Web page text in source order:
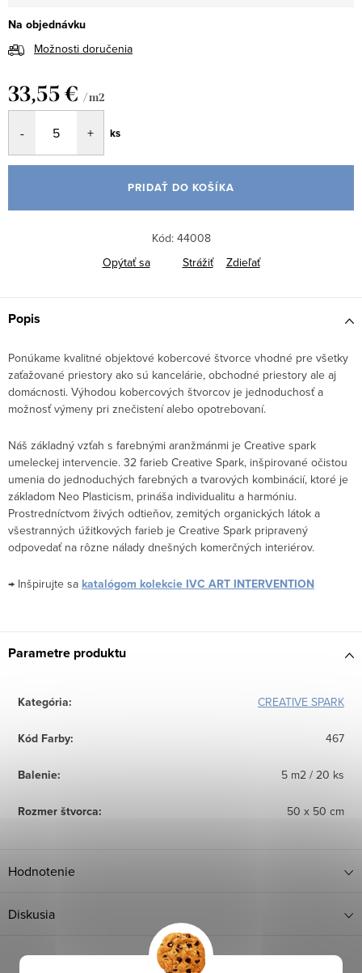
Na objednávku
Možnosti doručenia
33,55 € / m2
cena:
ks
PRIDAŤ DO KOŠÍKA
Kód: 44008
Opýtať sa
Strážiť Zdieľať
Popis
Ponúkame kvalitné objektové kobercové štvorce vhodné pre všetky
zaťažované priestory ako sú kancelárie, obchodné priestory ale aj
domácnosti. Výhodou kobercových štvorcov je jednoduchosť a
možnosť výmeny pri znečistení alebo opotrebovaní.
Náš základný vzťah s farebnými aranžmánmi je Creative spark
umeleckej intervencie. 32 farieb Creative Spark, inšpirované očistou
umenia do jednoduchých farebných a tvarových kombinácií, ktoré je
základom Neo Plasticism, prináša individualitu a harmóniu.
Prostredníctvom živých odtieňov, zemitých organických látok a
všestranných úžitkových farieb je Creative Spark pripravený
odpovedať na rôzne nálady dnešných komerčných interiérov.
→ Inšpirujte sa katalógom kolekcie IVC ART INTERVENTION
Parametre produktu
Kategória: CREATIVE SPARK
Kód Farby: 467
Balenie: 5 m2 / 20 ks
Rozmer štvorca: 50 x 50 cm
Hodnotenie
Diskusia